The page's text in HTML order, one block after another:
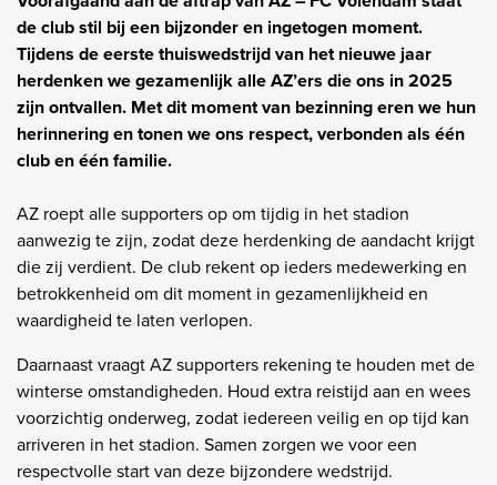
de club stil bij een bijzonder en ingetogen moment.
Tijdens de eerste thuiswedstrijd van het nieuwe jaar
herdenken we gezamenlijk alle AZ’ers die ons in 2025
zijn ontvallen. Met dit moment van bezinning eren we hun
herinnering en tonen we ons respect, verbonden als één
club en één familie.
AZ roept alle supporters op om tijdig in het stadion
aanwezig te zijn, zodat deze herdenking de aandacht krijgt
die zij verdient. De club rekent op ieders medewerking en
betrokkenheid om dit moment in gezamenlijkheid en
waardigheid te laten verlopen.
Daarnaast vraagt AZ supporters rekening te houden met de
winterse omstandigheden. Houd extra reistijd aan en wees
voorzichtig onderweg, zodat iedereen veilig en op tijd kan
arriveren in het stadion. Samen zorgen we voor een
respectvolle start van deze bijzondere wedstrijd.